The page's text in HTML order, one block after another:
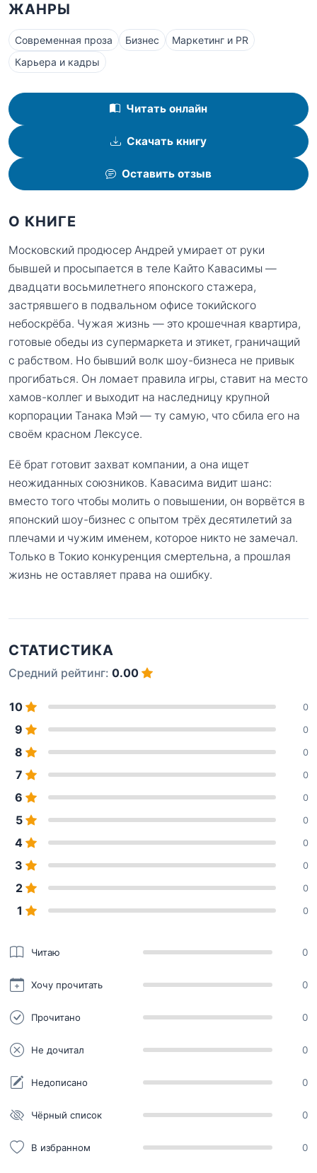
ЖАНРЫ
Современная проза Бизнес
Маркетинг и PR
Карьера и кадры
Читать онлайн
Скачать книгу
Оставить отзыв
О КНИГЕ
Московский продюсер Андрей умирает от руки
бывшей и просыпается в теле Кайто Кавасимы —
двадцати восьмилетнего японского стажера,
застрявшего в подвальном офисе токийского
небоскрёба. Чужая жизнь — это крошечная квартира,
готовые обеды из супермаркета и этикет, граничащий
с рабством. Но бывший волк шоу-бизнеса не привык
прогибаться. Он ломает правила игры, ставит на место
хамов-коллег и выходит на наследницу крупной
корпорации Танака Мэй — ту самую, что сбила его на
своём красном Лексусе.
Её брат готовит захват компании, а она ищет
неожиданных союзников. Кавасима видит шанс:
вместо того чтобы молить о повышении, он ворвётся в
японский шоу-бизнес с опытом трёх десятилетий за
плечами и чужим именем, которое никто не замечал.
Только в Токио конкуренция смертельна, а прошлая
жизнь не оставляет права на ошибку.
СТАТИСТИКА
Средний рейтинг: 0.00
10 0
9 0
8 0
7 0
6 0
5 0
4 0
3 0
2 0
1 0
Читаю 0
Хочу прочитать 0
Прочитано 0
Не дочитал 0
Недописано 0
Чёрный список 0
В избранном 0